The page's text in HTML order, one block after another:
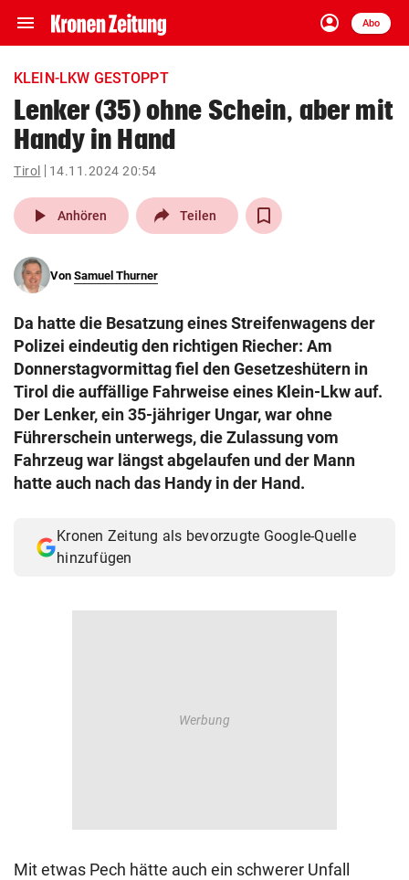
menu Navigation
ein-/ausklappen
account_circle
Anmelden
Abo
close Schließen
account_circle Anmelden
pin_drop
Wien arrow_right
search
eingeben
© Krone Multimedia GmbH & Co KG 2026
Muthgasse 2, 1190 Wien
KLEIN-LKW GESTOPPT
Lenker (35) ohne Schein, aber mit
Handy in Hand
Tirol 14.11.2024 20:54
play_arrow Anhören Teilen
Von Samuel Thurner
Da hatte die Besatzung eines Streifenwagens der
Polizei eindeutig den richtigen Riecher: Am
Donnerstagvormittag fiel den Gesetzeshütern in
Tirol die auffällige Fahrweise eines Klein-Lkw auf.
Der Lenker, ein 35-jähriger Ungar, war ohne
Führerschein unterwegs, die Zulassung vom
Fahrzeug war längst abgelaufen und der Mann
hatte auch nach das Handy in der Hand.
Kronen Zeitung als bevorzugte Google-Quelle
hinzufügen
Mit etwas Pech hätte auch ein schwerer Unfall